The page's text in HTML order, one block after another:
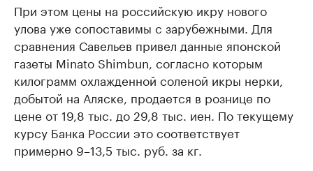
При этом цены на российскую икру нового
улова уже сопоставимы с зарубежными. Для
сравнения Савельев привел данные японской
газеты Minato Shimbun, согласно которым
килограмм охлажденной соленой икры нерки,
добытой на Аляске, продается в рознице по
цене от 19,8 тыс. до 29,8 тыс. иен. По текущему
курсу Банка России это соответствует
примерно 9–13,5 тыс. руб. за кг.